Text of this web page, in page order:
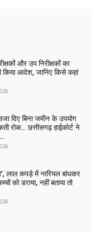
और उप निरीक्षकों का
किया आदेश, जानिए किसे कहां
दिए बिना जमीन के उपयोग
रोक… छत्तीसगढ़ हाईकोर्ट ने
लाल कपड़े में नारियल बांधकर
को डराया, नहीं बताया तो